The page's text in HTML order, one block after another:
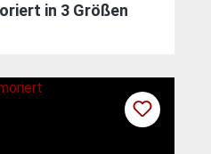
in 3 Größen